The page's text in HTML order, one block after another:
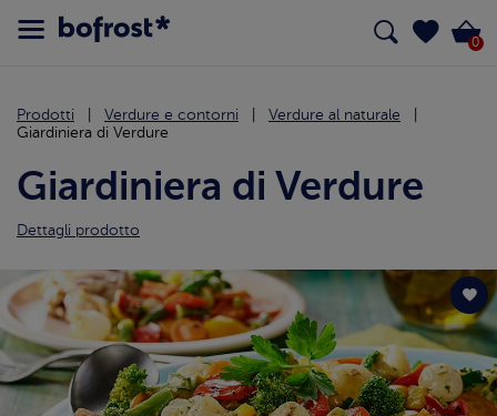
0
Prodotti Verdure e contorni
Verdure al naturale
Giardiniera di Verdure
Giardiniera di Verdure
Dettagli prodotto